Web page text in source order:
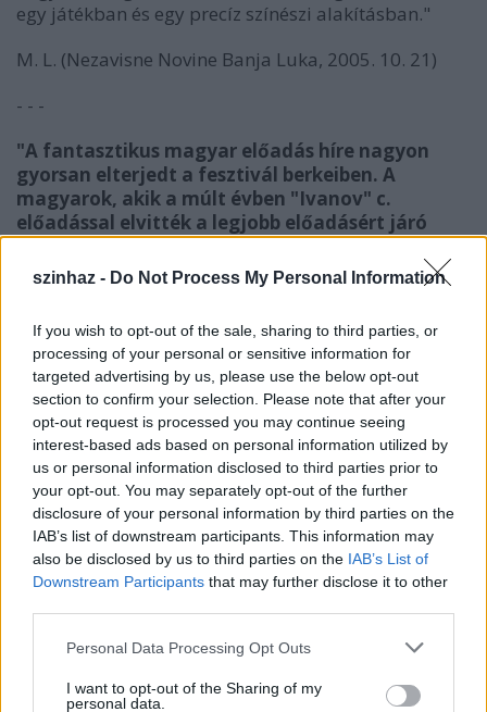
szinhaz - Do Not Process My Personal Information
If you wish to opt-out of the sale, sharing to third parties, or
processing of your personal or sensitive information for
targeted advertising by us, please use the below opt-out
section to confirm your selection. Please note that after your
opt-out request is processed you may continue seeing
interest-based ads based on personal information utilized by
us or personal information disclosed to third parties prior to
your opt-out. You may separately opt-out of the further
disclosure of your personal information by third parties on the
IAB’s list of downstream participants. This information may
also be disclosed by us to third parties on the IAB’s List of
Downstream Participants that may further disclose it to other
Please note that this website/app uses one or more Google
not limited to your visit or usage behaviour. You may click to
Personal Data Processing Opt Outs
I want to opt-out of the Sharing of my
personal data.
egy játékban és egy precíz színészi alakításban."
M. L. (Nezavisne Novine Banja Luka, 2005. 10. 21)
- - -
"A fantasztikus magyar előadás híre nagyon
gyorsan elterjedt a fesztivál berkeiben. A
magyarok, akik a múlt évben "Ivanov" c.
előadással elvitték a legjobb előadásért járó
"Arany babérkoszorút", ebben az évben is
megnyerték maguknak a fesztivál közönségét,
az ötletes fiatal rendező Bodó Viktornak
művéből merítette, és egy három órahosszas
előadássá kerekítette melynek eredménye az
eddigi leghosszabb nézőtéri taps. (...)
A magyarországi színház előadása dinamikus és
húzza magával a közönséget. A tökéletes teatralitást
mutatja meg még akkor is, ha ezt a legnehezebb
átvinni a színpadi nyelvre és végül paródiává alkotni.
A magyarok megmutatták nekünk, hogy az egyetlen
megoldás a nevetésben van.Kafka új életet